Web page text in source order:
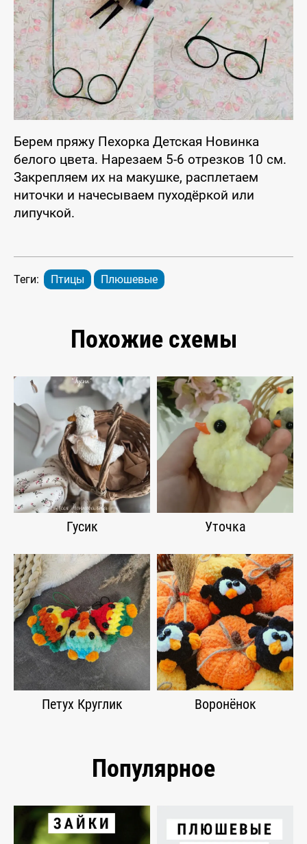
Берем пряжу Пехорка Детская Новинка
белого цвета. Нарезаем 5-6 отрезков 10 см.
Закрепляем их на макушке, расплетаем
ниточки и начесываем пуходёркой или
липучкой.
Теги: Птицы Плюшевые
Похожие схемы
Гусик Уточка
Петух Круглик Воронёнок
Популярное